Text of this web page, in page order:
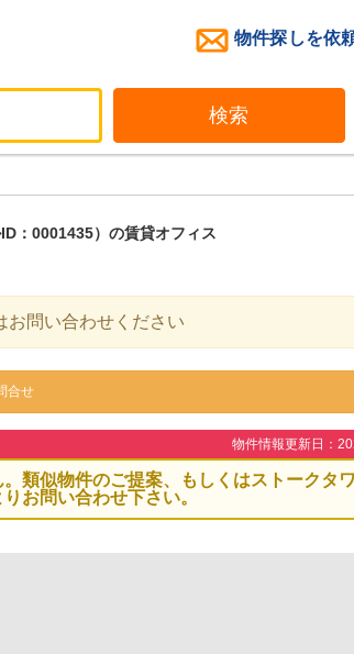
物件探しを依
検索
：0001435）の賃貸オフィス
お問い合わせください
合せ
物件情報更新日：
類似物件のご提案、もしくはストークタ
りお問い合わせ下さい。